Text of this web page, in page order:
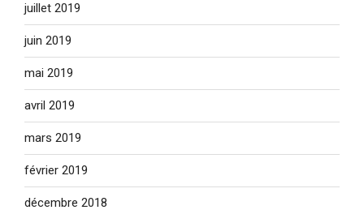
juillet 2019
juin 2019
mai 2019
avril 2019
mars 2019
février 2019
décembre 2018